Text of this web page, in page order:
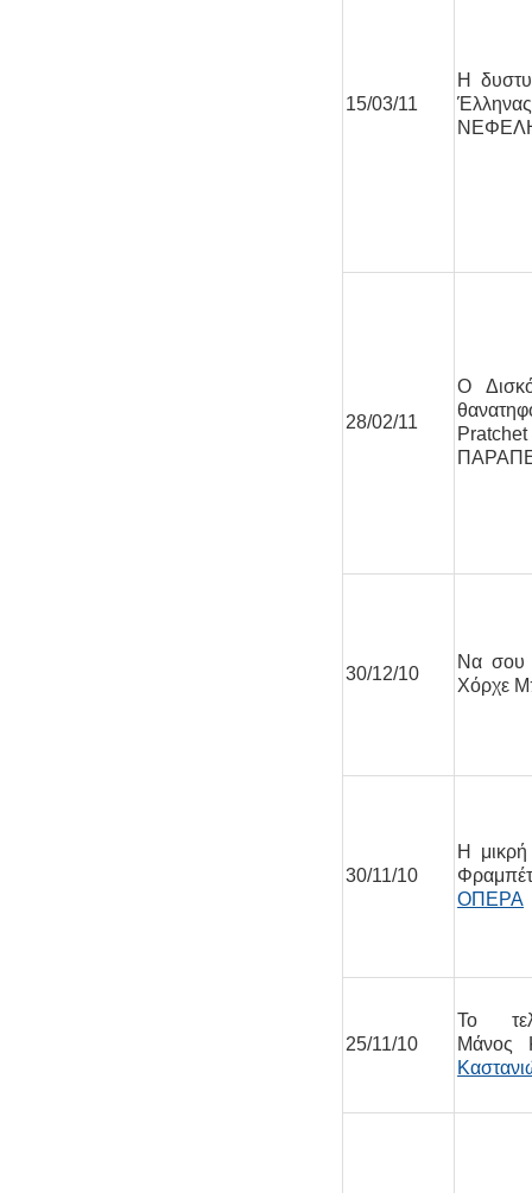
15/03/11
Η
28/02/11
Ο
30/12/10
Να σου
Χόρχε
30/11/10
Η
ΟΠΕΡΑ
25/11/10
Το
Μάνος